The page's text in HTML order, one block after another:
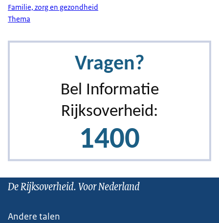
Familie, zorg en gezondheid
Thema
De Rijksoverheid. Voor Nederland
Andere talen